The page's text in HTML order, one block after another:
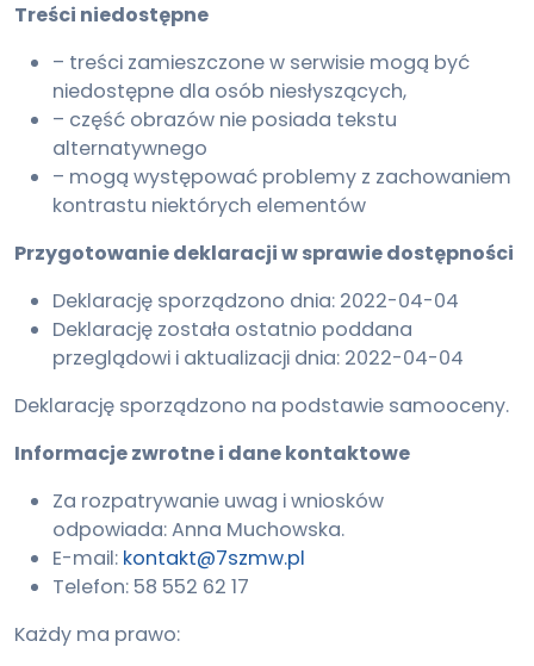
Treści niedostępne
– treści zamieszczone w serwisie mogą być
niedostępne dla osób niesłyszących,
– część obrazów nie posiada tekstu
alternatywnego
– mogą występować problemy z zachowaniem
kontrastu niektórych elementów
Przygotowanie deklaracji w sprawie dostępności
Deklarację sporządzono dnia: 2022-04-04
Deklarację została ostatnio poddana
przeglądowi i aktualizacji dnia: 2022-04-04
Deklarację sporządzono na podstawie samooceny.
Informacje zwrotne i dane kontaktowe
Za rozpatrywanie uwag i wniosków
odpowiada:Anna Muchowska.
E-mail: kontakt@7szmw.pl
Telefon: 58 552 62 17
Każdy ma prawo: